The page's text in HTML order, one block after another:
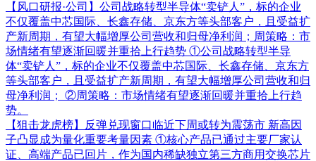
【风口研报·公司】公司战略转型半导体“卖铲人”，标的企业
不仅覆盖中芯国际、长鑫存储、京东方等头部客户，且受益扩
产新周期，有望大幅增厚公司营收和归母净利润；周策略：市
场情绪有望逐渐回暖并重拾上行趋势 ①公司战略转型半导
体“卖铲人”，标的企业不仅覆盖中芯国际、长鑫存储、京东方
等头部客户，且受益扩产新周期，有望大幅增厚公司营收和归
母净利润； ②周策略：市场情绪有望逐渐回暖并重拾上行趋
势。
【狙击龙虎榜】反弹兑现窗口临近下周或转为震荡市 新高因
子凸显成为量化重要考量因素 ①核心产品已通过主要厂家认
证、高端产品已回片，作为国内稀缺独立第三方商用交换芯片